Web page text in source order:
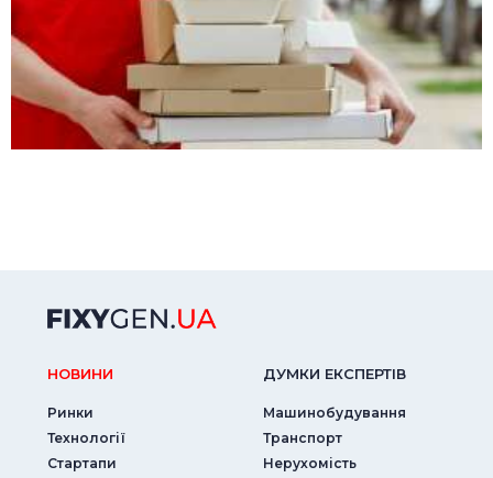
НОВИНИ
Ринки
Технології
Стартапи
ДУМКИ ЕКСПЕРТIВ
Машинобудування
Транспорт
Нерухомість